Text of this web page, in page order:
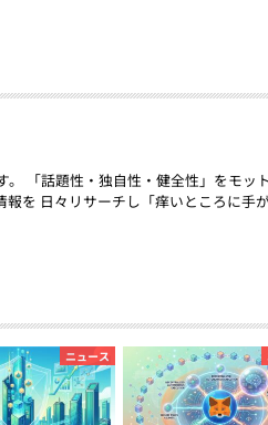
。 「話題性・独自性・健全性」をモ
報を 日々リサーチし「痒いところに手
ニュース